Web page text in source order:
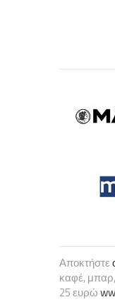
Αποκτήστε
καφέ, μπαρ,
25 ευρώ